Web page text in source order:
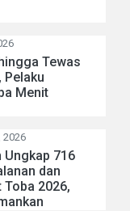
Tewas
Pelaku
Menit
2026
Ungkap 716
dan
Toba 2026,